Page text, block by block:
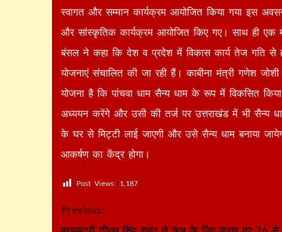
स्वागत और सम्मान कार्यक्रम आयोजित किया गया इस
और सांस्कृतिक कार्यक्रम आयोजित किए गए। साथ ही एक
बंसल ने कहा कि देश व प्रदेश में विकास कार्य तेज गति से
योजनाएं संचालित की जा रही हैं। काबीना मंत्री गणेश
योजना है कि पांचवा धाम सैन्य धाम के रूप में विकसित
अध्ययन करेंगे और उसी की तर्ज पर उत्तराखंड में भी सैन्य
के घर से मिट्टी लाई जाएगी और उसे सैन्य धाम बनाया
आकर्षण का केंद्र होगा।
Post Views: 1,187
Continue
Previous: